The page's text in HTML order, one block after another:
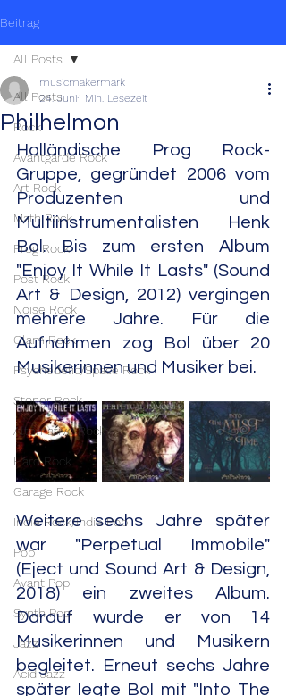
Beitrag
All Posts
Rock
Avantgarde Rock
Art Rock
Math Rock
Prog Rock
Post Rock
Noise Rock
Glam Rock
Psychedelic/Space Rock
Stoner Rock
Alternative Rock
Hard Rock
Garage Rock
Indie Rock/Indie Pop
Pop
Avant Pop
Synth Pop
Jazz
Acid Jazz
All Posts
Philhelmon
musicmakermark
24. Juni1 Min. Lesezeit
Holländische Prog Rock-
Gruppe, gegründet 2006 vom
Produzenten und
Multiinstrumentalisten Henk
Bol. Bis zum ersten Album
"Enjoy It While It Lasts" (Sound
Art & Design, 2012) vergingen
mehrere Jahre. Für die
Aufnahmen zog Bol über 20
Musikerinnen und Musiker bei.
Weitere sechs Jahre später
war "Perpetual Immobile"
(Eject und Sound Art & Design,
2018) ein zweites Album.
Darauf wurde er von 14
Musikerinnen und Musikern
begleitet. Erneut sechs Jahre
später legte Bol mit "Into The